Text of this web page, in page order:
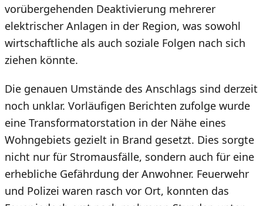
vorübergehenden Deaktivierung mehrerer
elektrischer Anlagen in der Region, was sowohl
wirtschaftliche als auch soziale Folgen nach sich
ziehen könnte.
Die genauen Umstände des Anschlags sind derzeit
noch unklar. Vorläufigen Berichten zufolge wurde
eine Transformatorstation in der Nähe eines
Wohngebiets gezielt in Brand gesetzt. Dies sorgte
nicht nur für Stromausfälle, sondern auch für eine
erhebliche Gefährdung der Anwohner. Feuerwehr
und Polizei waren rasch vor Ort, konnten das